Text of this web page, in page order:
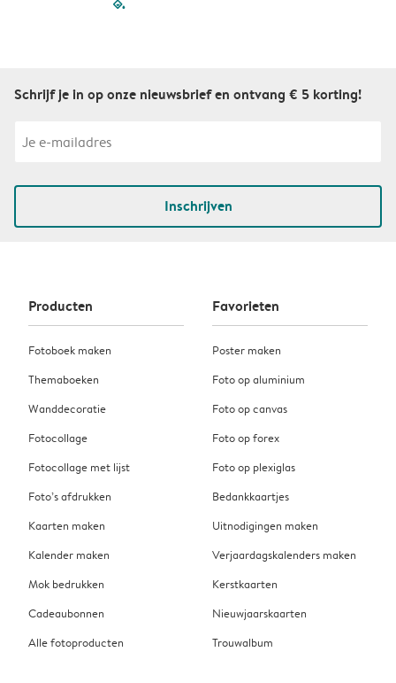
filled-pagination
Schrijf je in op onze nieuwsbrief en ontvang € 5 korting!
Inschrijven
Producten
Fotoboek maken
Themaboeken
Wanddecoratie
Fotocollage
Fotocollage met lijst
Foto’s afdrukken
Kaarten maken
Kalender maken
Mok bedrukken
Cadeaubonnen
Alle fotoproducten
Favorieten
Poster maken
Foto op aluminium
Foto op canvas
Foto op forex
Foto op plexiglas
Bedankkaartjes
Uitnodigingen maken
Verjaardagskalenders maken
Kerstkaarten
Nieuwjaarskaarten
Trouwalbum